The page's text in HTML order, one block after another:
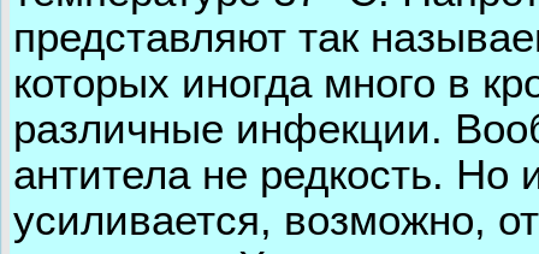
представляют так
которых иногда много в
различные инфекции.
антитела не редкость. Но
усиливается, возможно,